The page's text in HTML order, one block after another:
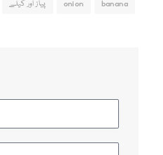
banana
onion پیاز اور کیلے